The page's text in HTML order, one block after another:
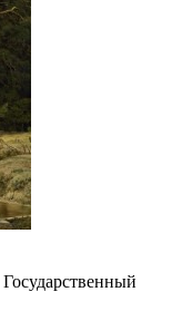
Государственный